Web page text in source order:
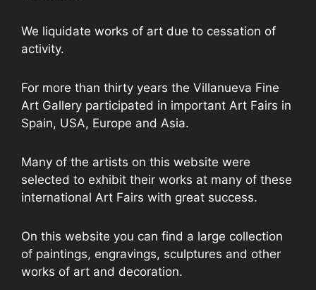
We liquidate works of art due to cessation of
activity.
For more than thirty years the Villanueva Fine
Art Gallery participated in important Art Fairs in
Spain, USA, Europe and Asia.
Many of the artists on this website were
selected to exhibit their works at many of these
international Art Fairs with great success.
On this website you can find a large collection
of paintings, engravings, sculptures and other
works of art and decoration.